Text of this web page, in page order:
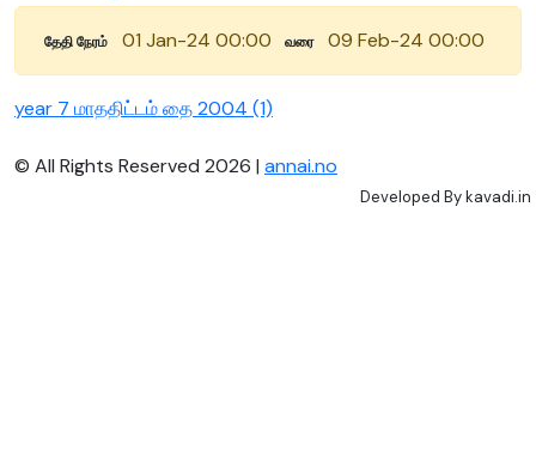
தேதி நேரம் 01 Jan-24 00:00 வரை 09 Feb-24 00:00
year 7 மாததிட்டம் தை 2004 (1)
© All Rights Reserved 2026 | annai.no
Developed Bykavadi.in